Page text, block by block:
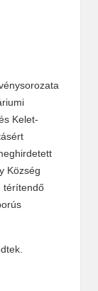
Kelet-
Község
térítendő